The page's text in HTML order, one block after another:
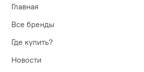
Главная
Все бренды
Где купить?
Новости